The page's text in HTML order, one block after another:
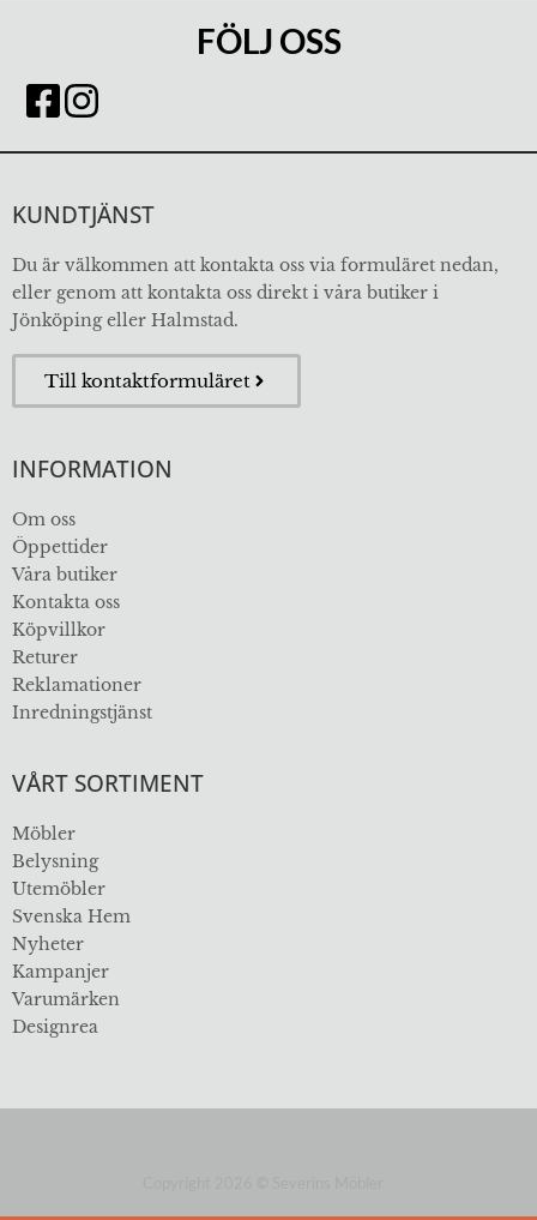
FÖLJ OSS
KUNDTJÄNST
Du är välkommen att kontakta oss via formuläret nedan,
eller genom att kontakta oss direkt i våra butiker i
Jönköping eller Halmstad.
Till kontaktformuläret
INFORMATION
Om oss
Öppettider
Våra butiker
Kontakta oss
Köpvillkor
Returer
Reklamationer
Inredningstjänst
VÅRT SORTIMENT
Möbler
Belysning
Utemöbler
Svenska Hem
Nyheter
Kampanjer
Varumärken
Designrea